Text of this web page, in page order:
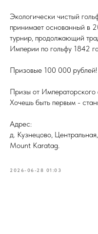
Экологически чистый
принимает основанный в
турнир, продолжающий
Империи по гольфу 1842
Призовые 100 000 рублей!
Призы от Императорского
Хочешь быть первым -
Адрес:
д. Кузнецово,
Mount Karatag.
2026-06-28 01:03